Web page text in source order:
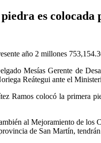
es
año 2 millones
Mesías Gerente de
Reátegui ante el
Ramos colocó la primera
al Mejoramiento de los
de San Martín,